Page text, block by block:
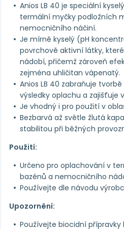
Anios LB 40 je speciální
termální myčky podložních
nemocničního náčiní.
Je mírně kyselý (pH
povrchově aktivní látky,
nádobí, přičemž zároveň
zejména uhličitan vápenatý.
Anios LB 40 zabraňuje
výsledky oplachu a zajišťuje
Je vhodný i pro použití v
Bezbarvá až světle žlutá
stabilitou při běžných
Použití:
Určeno pro oplachování v
bazénů a nemocničního
Používejte dle návodu
Upozornění:
Používejte biocidní přípravky